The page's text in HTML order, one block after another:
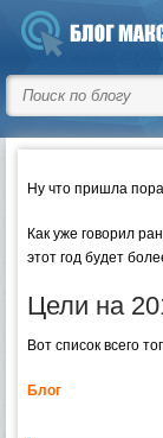
Ну что пришла
Как уже говорил
этот год будет
Цели на
Вот список всего
Блог